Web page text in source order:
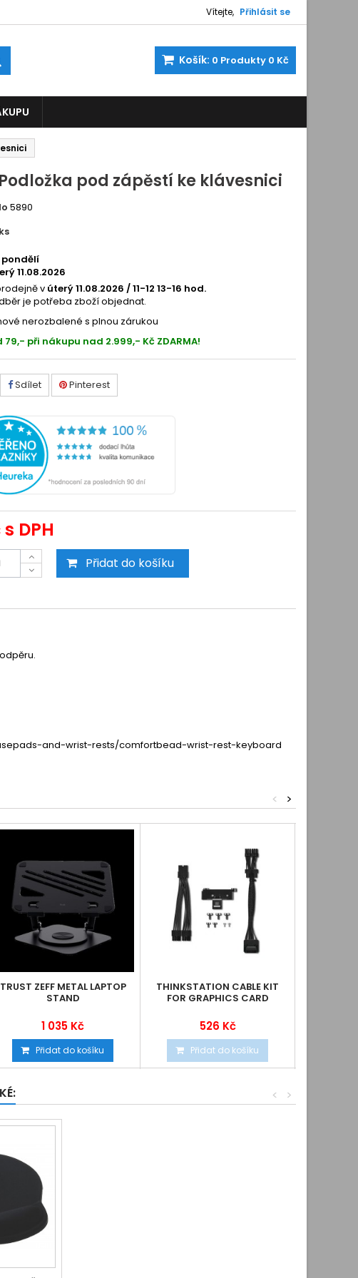
Vítejte, Přihlásit se
Košík: 0 Produkty 0 Kč
pod zápěstí ke klávesnici
5890
ks
pondělí
11.08.2026
v úterý 11.08.2026 / 11-12 13-16 hod.
je potřeba zboží objednat.
nerozbalené s plnou zárukou
při nákupu nad 2.999,- Kč ZDARMA!
Sdílet Pinterest
s DPH
Přidat do košíku
and-wrist-rests/comfortbead-wrist-rest-keyboard
>
<
TRUST ZEFF METAL LAPTOP
STAND
1 035 Kč
Přidat do košíku
THINKSTATION CABLE KIT
FOR GRAPHICS CARD
526 Kč
Přidat do košíku
>
<